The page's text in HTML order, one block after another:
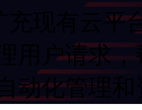
现有云平
户请求
自动化管理